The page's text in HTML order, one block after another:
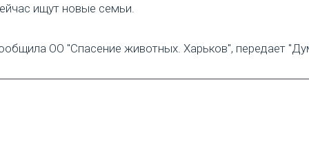
ищут новые семьи.
ОО "Спасение животных. Харьков", передает